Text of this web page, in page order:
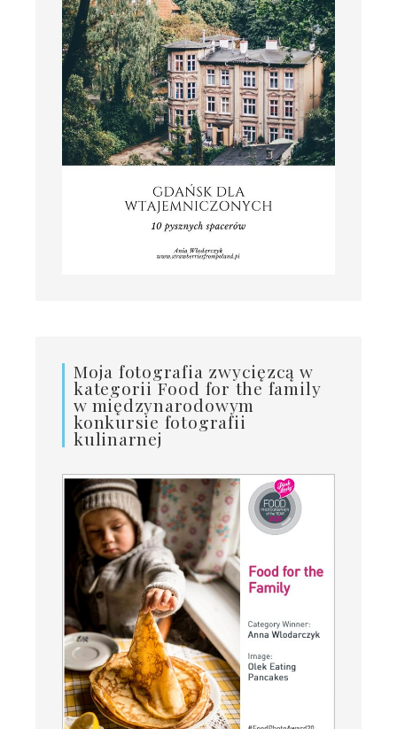
Moja fotografia zwycięzcą w
kategorii Food for the family
w międzynarodowym
konkursie fotografii
kulinarnej